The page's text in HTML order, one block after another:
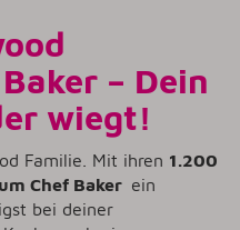
– Dein
wiegt!
Familie. Mit ihren 1.200
Chef Baker ein
bei deiner